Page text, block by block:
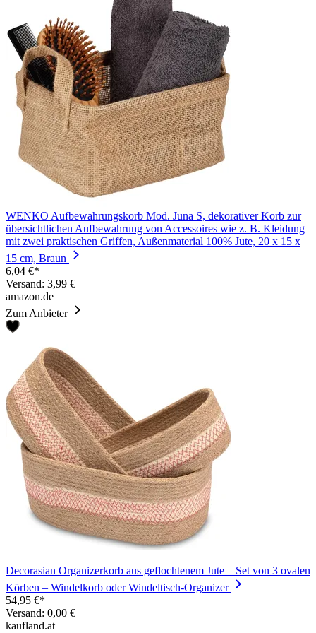
WENKO Aufbewahrungskorb Mod. Juna S, dekorativer Korb zur
übersichtlichen Aufbewahrung von Accessoires wie z. B. Kleidung
mit zwei praktischen Griffen, Außenmaterial 100% Jute, 20 x 15 x
15 cm, Braun
6,04 €*
Versand: 3,99 €
amazon.de
Zum Anbieter
Decorasian Organizerkorb aus geflochtenem Jute – Set von 3 ovalen
Körben – Windelkorb oder Windeltisch-Organizer
54,95 €*
Versand: 0,00 €
kaufland.at